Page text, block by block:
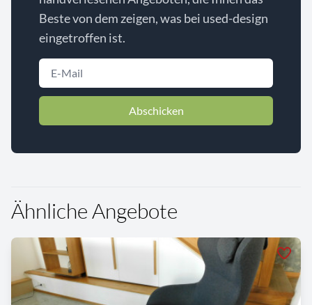
Beste von dem zeigen, was bei used-design
eingetroffen ist.
Abschicken
Ähnliche Angebote